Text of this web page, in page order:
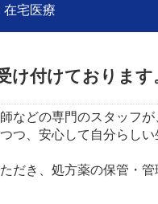
在宅医療
け付けております
などの専門のスタッフ
つ、安心して自分らし
だき、処方薬の保管・